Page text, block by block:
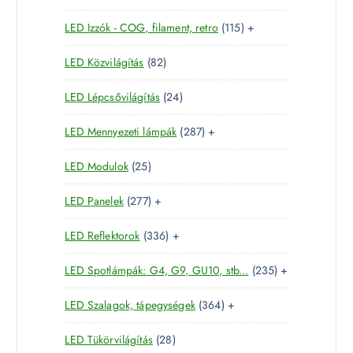
k
m
é
k
e
r
m
é
k
5
7
t
e
r
m
é
k
LED Izzók - COG, filament, retro 1151
1
t
r
é
+
LED Közvilágítás 828
2
t
e
r
m
k
LED Lépcsővilágítás 242
4
t
e
m
k
LED Mennyezeti lámpák 2872
8
t
r
é
k
+
LED Modulok 252
5
t
e
r
m
é
k
LED Panelek 2772
7
7
t
e
r
m
é
k
+
LED Reflektorok 3363
3
6
t
e
r
m
+
LED Spotlámpák: G4, G9, GU10, stb... 2352
3
t
+
LED Szalagok, tápegységek 3643
6
+
LED Tükörvilágítás 282